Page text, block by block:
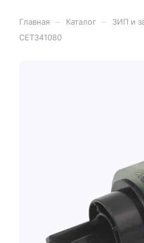
Главная Каталог ЗИП и
CET341080